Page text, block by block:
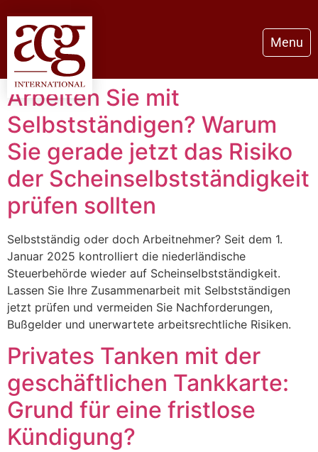
Menu
Arbeiten Sie mit
Selbstständigen? Warum
Sie gerade jetzt das Risiko
der Scheinselbstständigkeit
prüfen sollten
Selbstständig oder doch Arbeitnehmer? Seit dem 1.
Januar 2025 kontrolliert die niederländische
Steuerbehörde wieder auf Scheinselbstständigkeit.
Lassen Sie Ihre Zusammenarbeit mit Selbstständigen
jetzt prüfen und vermeiden Sie Nachforderungen,
Bußgelder und unerwartete arbeitsrechtliche Risiken.
Privates Tanken mit der
geschäftlichen Tankkarte:
Grund für eine fristlose
Kündigung?